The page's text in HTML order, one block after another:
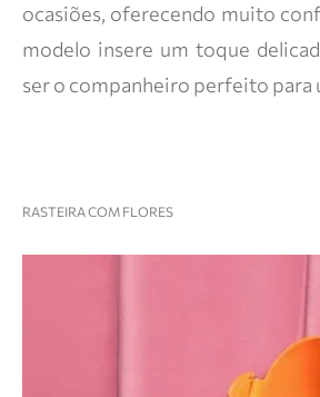
ocasiões, oferecendo muito
modelo insere um toque
ser o companheiro perfeito para
RASTEIRA COM FLORES